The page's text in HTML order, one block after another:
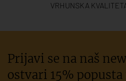
VRHUNSKA
Prijavi se na naš
ostvari 15%